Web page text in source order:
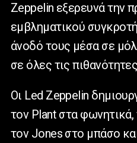
Zeppelin εξερευνά την
εμβληματικού
άνοδό τους μέσα σε
σε όλες τις
Οι Led Zeppelin
τον Plant στα φωνητικά,
τον Jones στο μπάσο